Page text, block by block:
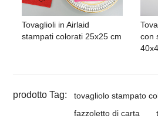
Tovaglioli in Airlaid
stampati colorati 25x25 cm
con
prodotto Tag: tovagliolo stampato
fazzoletto di carta